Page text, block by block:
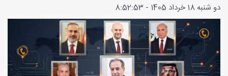
دو شنبه 18 خرداد 1405 - 8:52:53